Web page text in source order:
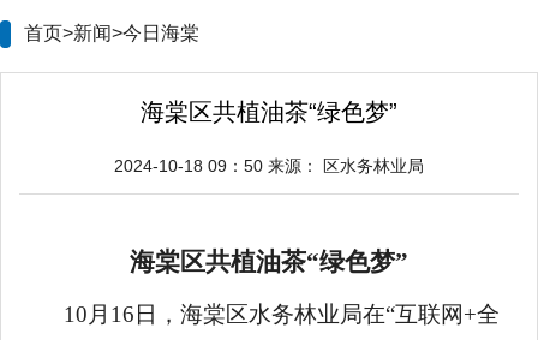
首页>新闻>今日海棠
海棠区共植油茶“绿色梦”
2024-10-18 09：50 来源： 区水务林业局
海棠区共植油茶“绿色梦”
10月16日，海棠区水务林业局在“互联网+全